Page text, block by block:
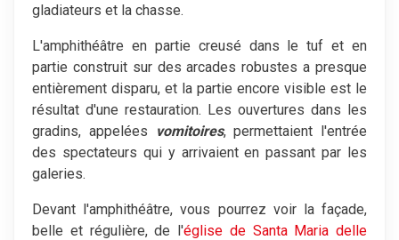
gladiateurs et la chasse.
L'amphithéâtre en partie creusé dans le tuf et en
partie construit sur des arcades robustes a presque
entièrement disparu, et la partie encore visible est le
résultat d'une restauration. Les ouvertures dans les
gradins, appelées
vomitoires, permettaient l'entrée
des spectateurs qui y arrivaient en passant par les
galeries.
Devant l'amphithéâtre, vous pourrez voir la façade,
belle et régulière, de l'église de Santa Maria delle